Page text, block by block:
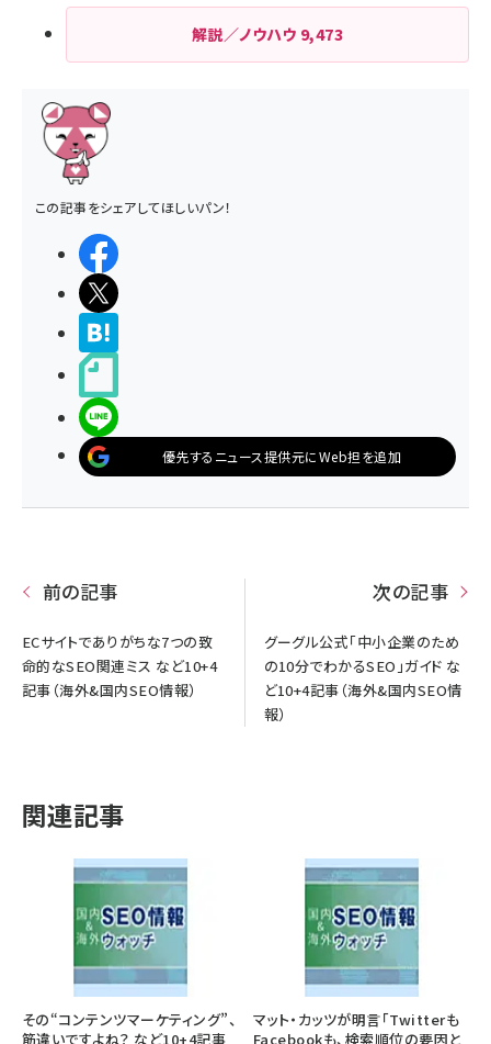
解説／ノウハウ 9,473
この記事をシェアしてほしいパン！
優先するニュース提供元にWeb担を追加
前の記事
ECサイトでありがちな7つの致
命的なSEO関連ミス など10+4
記事（海外&国内SEO情報）
次の記事
グーグル公式「中小企業のため
の10分でわかるSEO」ガイド な
ど10+4記事（海外&国内SEO情
報）
関連記事
その“コンテンツマーケティング”、
筋違いですよね？ など10+4記事
マット・カッツが明言「Twitterも
Facebookも、検索順位の要因と